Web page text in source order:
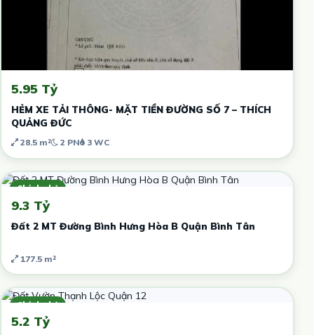
5.95 Tỷ
HẺM XE TẢI THÔNG- MẶT TIỀN ĐƯỜNG SỐ 7 – THÍCH
QUẢNG ĐỨC
28.5 m² 2 PN 3 WC
Chính chủ
9.3 Tỷ
Đất 2 MT Đường Bình Hưng Hòa B Quận Bình Tân
177.5 m²
Chính chủ
5.2 Tỷ